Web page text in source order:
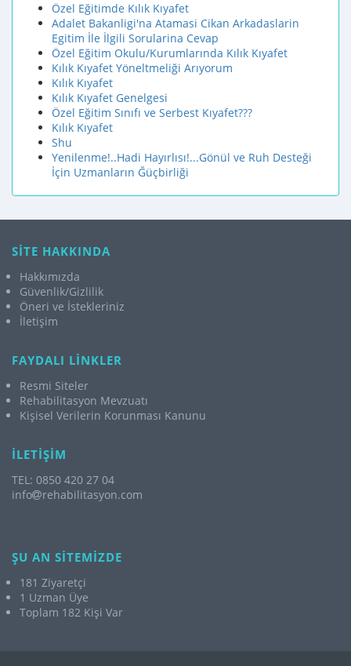
Özel Eğitimde Kılık Kıyafet
Adalet Bakanligi'na Atamasi Cikan Arkadaslarin
Egitim İle İlgili Sorularina Cevap
Özel Eğitim Okulu/Kurumlarında Kılık Kıyafet
Kılık Kıyafet Yöneltmeliği Arıyorum
Kılık Kıyafet
Kılık Kıyafet Genelgesi
Özel Eğitim Sınıfı ve Serbest Kıyafet???
Kılık Kıyafet
Shu
Yenilenme!..Hadi Hayırlısı!...Gönül ve Ruh Desteği
İçin Uzmanların Ğüçbirliği
SİTE HAKKINDA
Hakkımızda
Güvenlik/Gizlilik
Öneri ve İstekleriniz
İletişim
FAYDALI LİNKLER
Resmi Siteler
Rehabilitasyon Mevzuatı
Kişisel Verilerin Korunması Kanunu
İLETİŞİM
TEL: 0850 420 27 04
info
rehabilitasyon.com
ŞU AN SİTEMİZDE
181 Ziyaretçi
1 Uzman Üye
Toplam 182 Kişi Var